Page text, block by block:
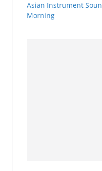
Asian Instrument
Morning